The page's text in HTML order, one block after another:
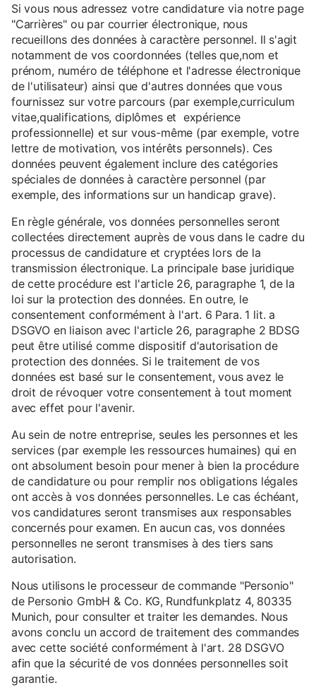
Si vous nous adressez votre candidature via notre page
"Carrières" ou par courrier électronique, nous
recueillons des données à caractère personnel. Il s'agit
notamment de vos coordonnées (telles que,nom et
prénom, numéro de téléphone et l'adresse électronique
de l'utilisateur) ainsi que d'autres données que vous
fournissez sur votre parcours (par exemple,curriculum
vitae,qualifications, diplômes et expérience
professionnelle) et sur vous-même (par exemple, votre
lettre de motivation, vos intérêts personnels). Ces
données peuvent également inclure des catégories
spéciales de données à caractère personnel (par
exemple, des informations sur un handicap grave).
En règle générale, vos données personnelles seront
collectées directement auprès de vous dans le cadre du
processus de candidature et cryptées lors de la
transmission électronique. La principale base juridique
de cette procédure est l'article 26, paragraphe 1, de la
loi sur la protection des données. En outre, le
consentement conformément à l'art. 6 Para. 1 lit. a
DSGVO en liaison avec l'article 26, paragraphe 2 BDSG
peut être utilisé comme dispositif d'autorisation de
protection des données. Si le traitement de vos
données est basé sur le consentement, vous avez le
droit de révoquer votre consentement à tout moment
avec effet pour l'avenir.
Au sein de notre entreprise, seules les personnes et les
services (par exemple les ressources humaines) qui en
ont absolument besoin pour mener à bien la procédure
de candidature ou pour remplir nos obligations légales
ont accès à vos données personnelles. Le cas échéant,
vos candidatures seront transmises aux responsables
concernés pour examen. En aucun cas, vos données
personnelles ne seront transmises à des tiers sans
autorisation.
Nous utilisons le processeur de commande "Personio"
de Personio GmbH & Co. KG, Rundfunkplatz 4, 80335
Munich, pour consulter et traiter les demandes. Nous
avons conclu un accord de traitement des commandes
avec cette société conformément à l'art. 28 DSGVO
afin que la sécurité de vos données personnelles soit
garantie.